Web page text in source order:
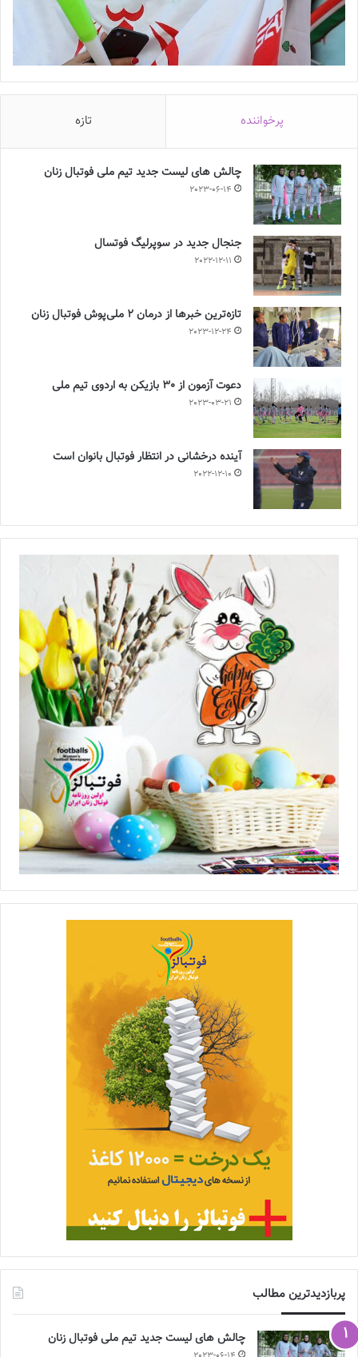
پرخواننده تازه
چالش هاى ليست جدید تيم ملى فوتبال زنان
2023-06-14
جنجال جدید در سوپرلیگ فوتسال
2022-12-11
تازه‌ترین خبرها از درمان ۲ ملی‌پوش فوتبال زنان
2023-12-24
دعوت آزمون از 30 بازیکن به اردوی تیم ملی
2023-03-21
آینده درخشانی در انتظار فوتبال بانوان است
2022-12-10
پربازدیدترین مطالب
چالش هاى ليست جدید تيم ملى فوتبال زنان